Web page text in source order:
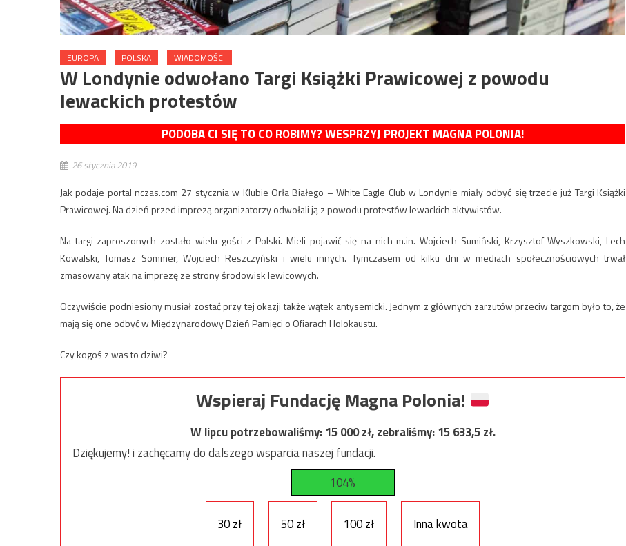
EUROPA POLSKA WIADOMOŚCI
W Londynie odwołano Targi Książki Prawicowej z powodu
lewackich protestów
PODOBA CI SIĘ TO CO ROBIMY? WESPRZYJ PROJEKT MAGNA POLONIA!
26 stycznia 2019
Jak podaje portal nczas.com 27 stycznia w Klubie Orła Białego – White Eagle Club w Londynie miały odbyć się trzecie już Targi Książki
Prawicowej. Na dzień przed imprezą organizatorzy odwołali ją z powodu protestów lewackich aktywistów.
Na targi zaproszonych zostało wielu gości z Polski. Mieli pojawić się na nich m.in. Wojciech Sumiński, Krzysztof Wyszkowski, Lech
Kowalski, Tomasz Sommer, Wojciech Reszczyński i wielu innych. Tymczasem od kilku dni w mediach społecznościowych trwał
zmasowany atak na imprezę ze strony środowisk lewicowych.
Oczywiście podniesiony musiał zostać przy tej okazji także wątek antysemicki. Jednym z głównych zarzutów przeciw targom było to, że
mają się one odbyć w Międzynarodowy Dzień Pamięci o Ofiarach Holokaustu.
Czy kogoś z was to dziwi?
Wspieraj Fundację Magna Polonia!
W lipcu potrzebowaliśmy:15 000zł, zebraliśmy:15 633,5zł.
Dziękujemy! i zachęcamy do dalszego wsparcia naszej fundacji.
104%
30 zł 50 zł 100 zł
Inna kwota